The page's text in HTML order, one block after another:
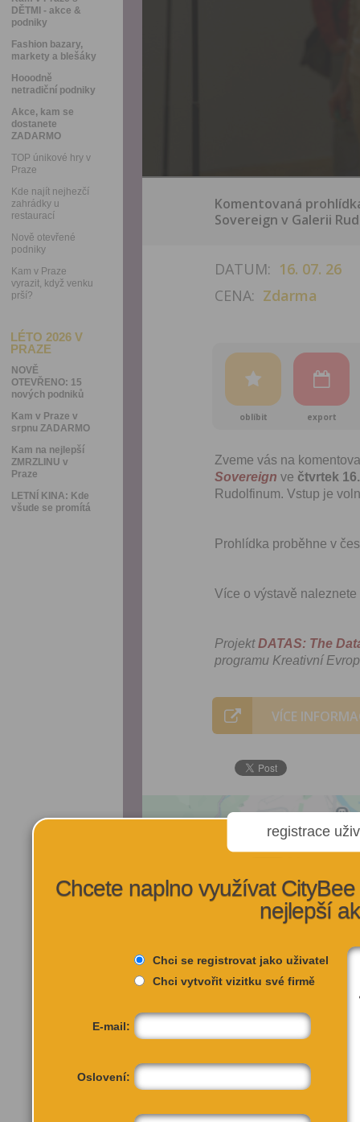
DĚTMI - akce &
podniky
Fashion bazary,
markety a blešáky
Hooodně
netradiční podniky
Akce, kam se
dostanete
ZADARMO
TOP únikové hry v
Praze
Kde najít nejhezčí
zahrádky u
restaurací
Nově otevřené
podniky
Kam v Praze
vyrazit, když venku
prší?
LÉTO 2026 V
PRAZE
NOVĚ
OTEVŘENO: 15
nových podniků
Kam v Praze v
srpnu ZADARMO
Kam na nejlepší
ZMRZLINU v
Praze
LETNÍ KINA: Kde
všude se promítá
Komentovaná
Sovereign v Galerii
DATUM: 16. 07. 26
CENA: Zdarma
oblíbit export
Zveme vás na
Sovereign ve čtvrtek
Rudolfinum. Vstup je
Prohlídka proběhne v
Více o výstavě naleznete
ProjektDATAS: The
programu Kreativní
VÍCE
registrace
Chcete naplno využívat
nejlepší
Chci se registrovat jako uživatel
Chci vytvořit vizitku své firmě
E-mail:
Oslovení: